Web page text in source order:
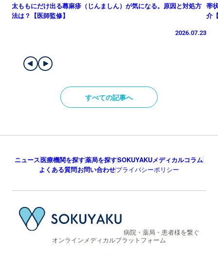
太ももにだけ出る蕁麻疹（じんましん）が気になる。原因と対処方
法は？【医師監修】
2026.07.23
帯
介
すべての記事へ
ニュース医療機関を探す薬局を探すSOKUYAKUメディカルコラム
よくある質問お問い合わせプライバシーポリシー
病院・薬局・患者様を繋ぐ
オンラインメディカルプラットフォーム